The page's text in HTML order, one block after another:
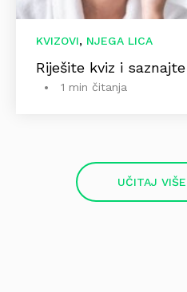
KVIZOVI, NJEGA LICA
Riješite kviz i
1 min čitanja
UČITAJ